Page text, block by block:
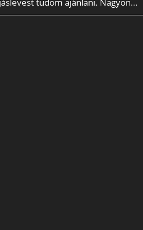
tudom ajánlani. Nagyon…